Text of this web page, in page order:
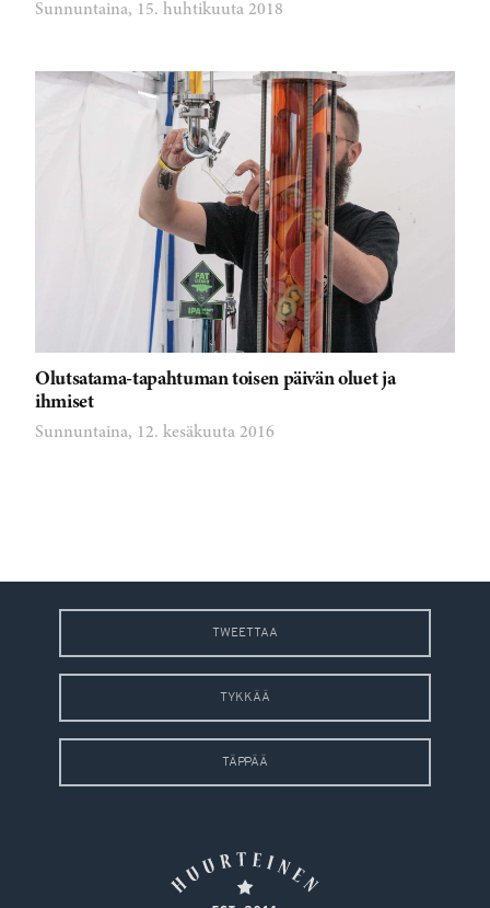
Sunnuntaina, 15. huhtikuuta 2018
Olutsatama-tapahtuman toisen päivän oluet ja
ihmiset
Sunnuntaina, 12. kesäkuuta 2016
TWEETTAA
TYKKÄÄ
TÄPPÄÄ